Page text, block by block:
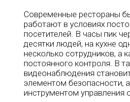
Современные рестораны
работают в условиях
посетителей. В часы пик
десятки людей, на кухне
несколько сотрудников, а
постоянного контроля. В
видеонаблюдения
элементом безопасности,
инструментом управления